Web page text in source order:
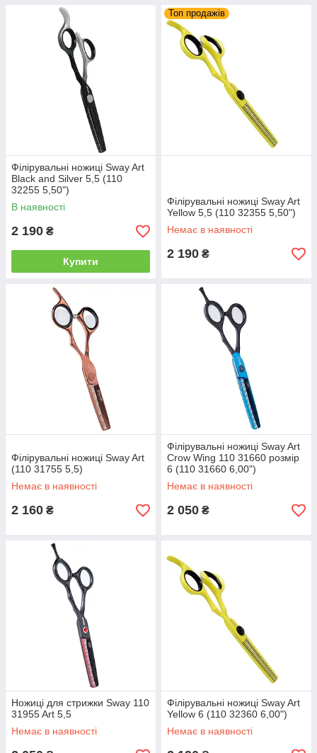
Філірувальні ножиці Sway Art
Black and Silver 5,5 (110
32255 5,50")
В наявності
2 190 ₴
Купити
Топ продажів
Філірувальні ножиці Sway Art
Yellow 5,5 (110 32355 5,50")
Немає в наявності
2 190 ₴
Філірувальні ножиці Sway Art
(110 31755 5,5)
Немає в наявності
2 160 ₴
Філірувальні ножиці Sway Art
Crow Wing 110 31660 розмір
6 (110 31660 6,00")
Немає в наявності
2 050 ₴
Ножиці для стрижки Sway 110
31955 Art 5,5
Немає в наявності
Філірувальні ножиці Sway Art
Yellow 6 (110 32360 6,00")
Немає в наявності